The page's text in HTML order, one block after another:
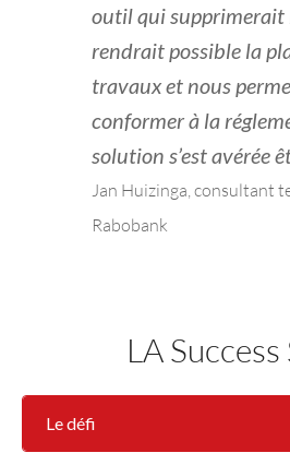
outil qui supprimerait
rendrait possible la
travaux et nous
conformer à la
solution s’est avérée
Jan Huizinga, consultant
Rabobank
LA
Le défi